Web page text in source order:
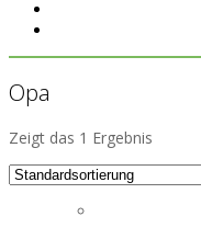
Opa
Zeigt das 1 Ergebnis